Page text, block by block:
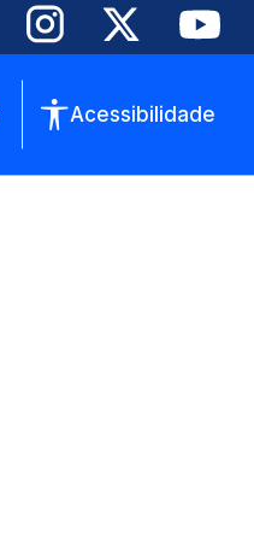
Acessibilidade